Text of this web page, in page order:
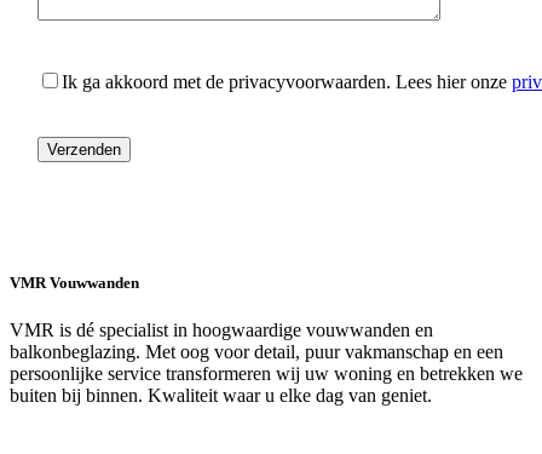
Ik ga akkoord met de privacyvoorwaarden. Lees hier onze
VMR Vouwwanden
VMR is dé specialist in hoogwaardige vouwwanden en
balkonbeglazing. Met oog voor detail, puur vakmanschap en een
persoonlijke service transformeren wij uw woning en betrekken we
buiten bij binnen. Kwaliteit waar u elke dag van geniet.